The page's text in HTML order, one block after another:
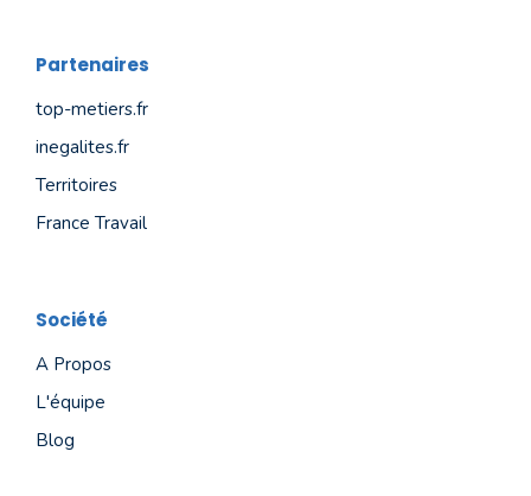
Partenaires
top-metiers.fr
inegalites.fr
Territoires
France Travail
Société
A Propos
L'équipe
Blog